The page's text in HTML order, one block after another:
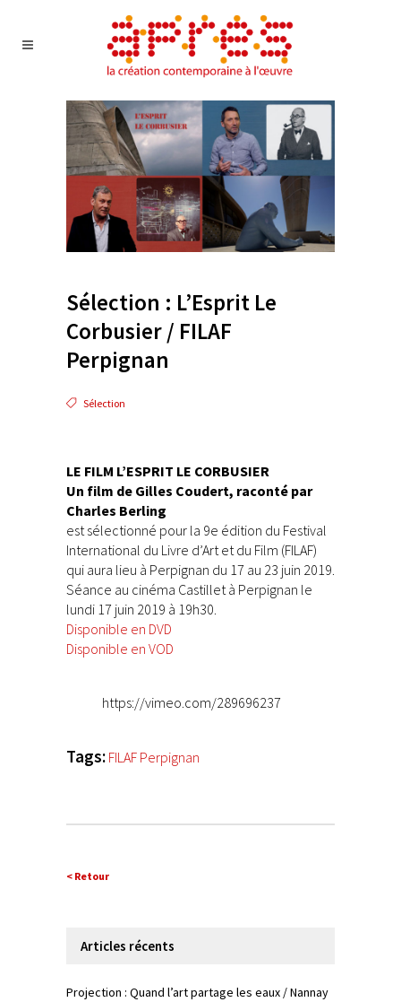
Sélection : L’Esprit Le
Corbusier / FILAF
Perpignan
Sélection
LE FILM L’ESPRIT LE CORBUSIER
Un film de Gilles Coudert, raconté par
Charles Berling
est sélectionné pour la 9e édition du Festival
International du Livre d’Art et du Film (FILAF)
qui aura lieu à Perpignan du 17 au 23 juin 2019.
Séance au cinéma Castillet à Perpignan le
lundi 17 juin 2019 à 19h30.
Disponible en DVD
Disponible en VOD
https://vimeo.com/289696237
Tags: FILAF Perpignan
< Retour
Articles récents
Projection : Quand l’art partage les eaux / Nannay